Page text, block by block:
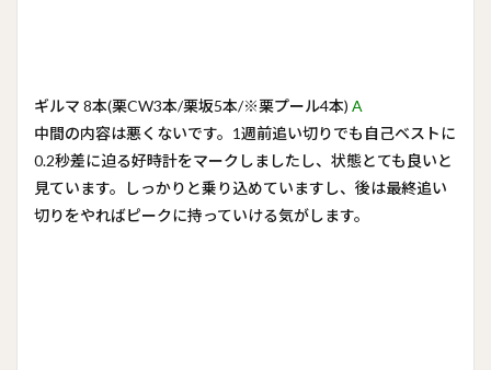
ギルマ 8本(栗CW3本/栗坂5本/※栗プール4本) A
中間の内容は悪くないです。1週前追い切りでも自己ベストに
0.2秒差に迫る好時計をマークしましたし、状態とても良いと
見ています。しっかりと乗り込めていますし、後は最終追い
切りをやればピークに持っていける気がします。